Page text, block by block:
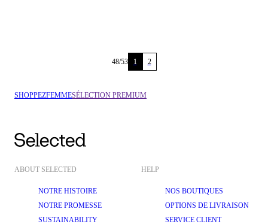
48/53 1 2
SHOPPEZFEMMESÉLECTION PREMIUM
ABOUT SELECTED
NOTRE HISTOIRE
NOTRE PROMESSE
SUSTAINABILITY
HELP
NOS BOUTIQUES
OPTIONS DE LIVRAISON
SERVICE CLIENT